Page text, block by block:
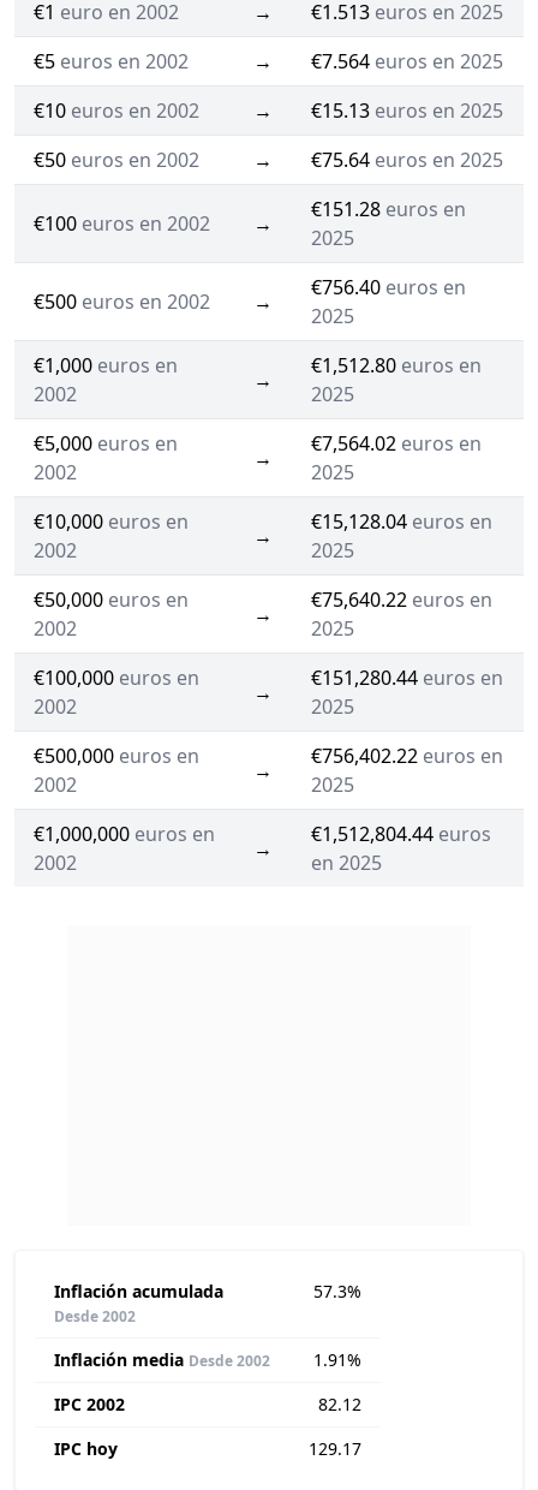
€1 euro en 2002 → €1.513 euros en 2025
€5 euros en 2002 → €7.564 euros en 2025
€10 euros en 2002 → €15.13 euros en 2025
€50 euros en 2002 → €75.64 euros en 2025
€100 euros en 2002 →
€151.28 euros en
2025
€500 euros en 2002 →
€756.40 euros en
2025
€1,000 euros en
2002
→
€1,512.80 euros en
2025
€5,000 euros en
2002
→
€7,564.02 euros en
2025
€10,000 euros en
2002
→
€15,128.04 euros en
2025
€50,000 euros en
2002
→
€75,640.22 euros en
2025
€100,000 euros en
2002
→
€151,280.44 euros en
2025
€500,000 euros en
2002
→
€756,402.22 euros en
2025
€1,000,000 euros en
2002
→
€1,512,804.44 euros
en 2025
Inflación acumulada
Desde 2002
57.3%
Inflación media Desde 2002
1.91%
IPC 2002
82.12
IPC hoy
129.17